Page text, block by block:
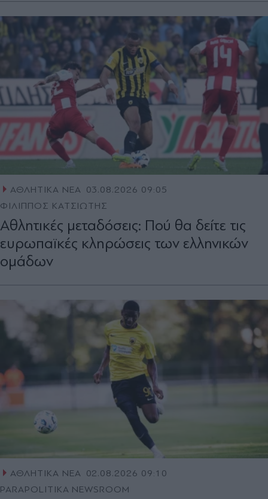
ΑΘΛΗΤΙΚΑ ΝΕΑ 03.08.2026 09:05
ΦΙΛΙΠΠΟΣ ΚΑΤΣΙΩΤΗΣ
Αθλητικές μεταδόσεις: Πού θα δείτε τις
ευρωπαϊκές κληρώσεις των ελληνικών
ομάδων
ΑΘΛΗΤΙΚΑ ΝΕΑ 02.08.2026 09:10
PARAPOLITIKA NEWSROOM